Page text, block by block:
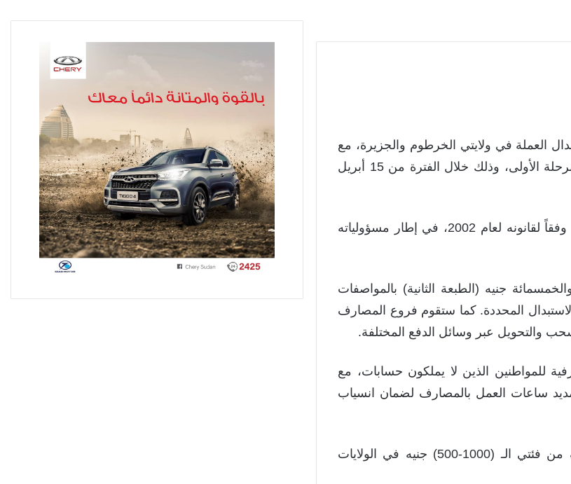
العملة في ولايتي الخرطوم والجزيرة، مع
تكملة الاستبدال في محليات ولاية النيل الأبيض التي لم تشملها المرحلة الأولى، وذلك خلال الفترة من 15 أبريل
تأتي هذه الخطوة استناداً إلى سلطات البنك المركزي واختصاصاته وفقاً لقانونه لعام 2002، في إطار مسؤولياته
جنيه (الطبعة الثانية) بالمواصفات
الاستبدال المحددة. كما ستقوم فروع المصارف
والتحويل عبر وسائل الدفع المختلفة.
للمواطنين الذين لا يملكون حسابات، مع
تمديد ساعات العمل بالمصارف لضمان انسياب
بعد انتهاء الفترة المحددة، سيتم إيقاف التعامل بالطبعات القديمة من فئتي الـ (1000-500) جنيه في الولايات